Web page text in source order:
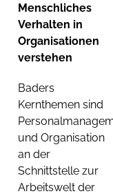
Menschliches
Verhalten in
Organisationen
verstehen
Baders
Kernthemen sind
und Organisation
an der
Schnittstelle zur
Arbeitswelt der